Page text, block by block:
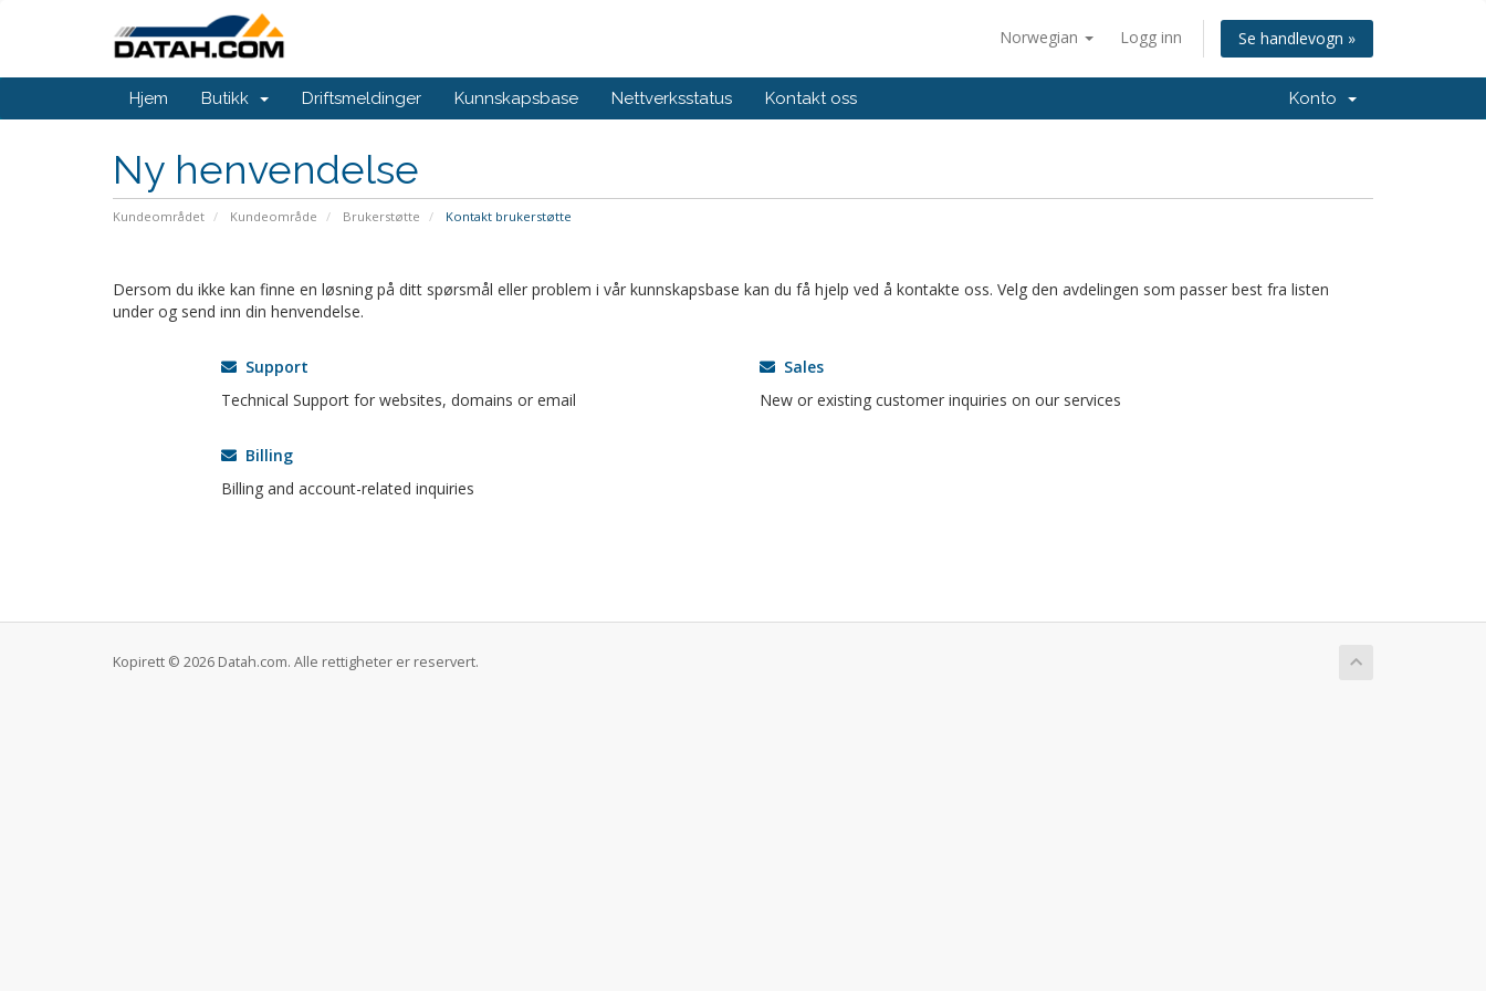
Norwegian Logg inn Se handlevogn »
Hjem Butikk Driftsmeldinger Kunnskapsbase Nettverksstatus Kontakt oss Konto
Ny henvendelse
Kundeområdet Kundeområde Brukerstøtte Kontakt brukerstøtte
Dersom du ikke kan finne en løsning på ditt spørsmål eller problem i vår kunnskapsbase kan du få hjelp ved å kontakte oss. Velg den avdelingen som passer best fra listen
under og send inn din henvendelse.
Support
Technical Support for websites, domains or email
Sales
New or existing customer inquiries on our services
Billing
Billing and account-related inquiries
Kopirett © 2026 Datah.com. Alle rettigheter er reservert.